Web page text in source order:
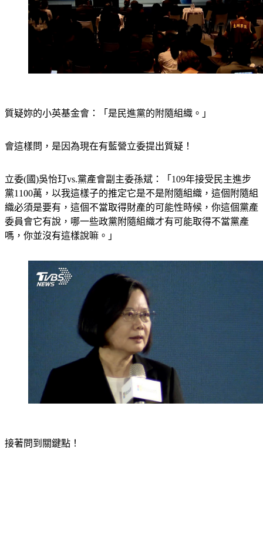
質疑妳的小英基金會：「是民進黨的附隨組織。」
會這樣問，是因為現在有藍營立委提出質疑！
立委(國)吳怡玎vs.黨產會副主委孫斌：「109年接受民主進步
黨1100萬，以我這樣子的推定它是不是附隨組織，這個附隨組
織必須是要有，這個不當取得財產的可能性時候，你這個黨產
委員會它有說，哪一些政黨附隨組織才有可能取得不當黨產
嗎，你並沒有這樣說嘛。」
接著問到關鍵點！